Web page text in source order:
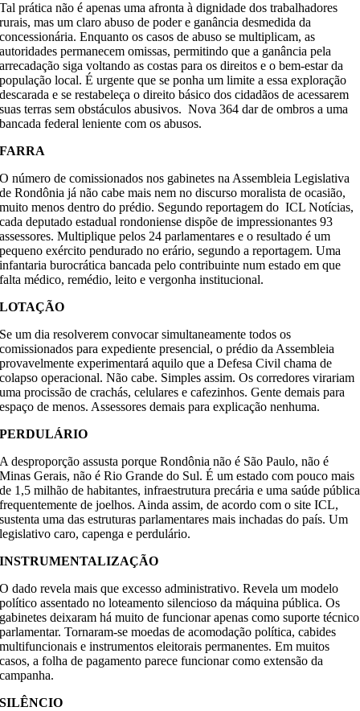
Tal prática não é apenas uma afronta à dignidade dos trabalhadores
rurais, mas um claro abuso de poder e ganância desmedida da
concessionária. Enquanto os casos de abuso se multiplicam, as
autoridades permanecem omissas, permitindo que a ganância pela
arrecadação siga voltando as costas para os direitos e o bem-estar da
população local. É urgente que se ponha um limite a essa exploração
descarada e se restabeleça o direito básico dos cidadãos de acessarem
suas terras sem obstáculos abusivos. Nova 364 dar de ombros a uma
bancada federal leniente com os abusos.
FARRA
O número de comissionados nos gabinetes na Assembleia Legislativa
de Rondônia já não cabe mais nem no discurso moralista de ocasião,
muito menos dentro do prédio. Segundo reportagem do ICL Notícias,
cada deputado estadual rondoniense dispõe de impressionantes 93
assessores. Multiplique pelos 24 parlamentares e o resultado é um
pequeno exército pendurado no erário, segundo a reportagem. Uma
infantaria burocrática bancada pelo contribuinte num estado em que
falta médico, remédio, leito e vergonha institucional.
LOTAÇÃO
Se um dia resolverem convocar simultaneamente todos os
comissionados para expediente presencial, o prédio da Assembleia
provavelmente experimentará aquilo que a Defesa Civil chama de
colapso operacional. Não cabe. Simples assim. Os corredores virariam
uma procissão de crachás, celulares e cafezinhos. Gente demais para
espaço de menos. Assessores demais para explicação nenhuma.
PERDULÁRIO
A desproporção assusta porque Rondônia não é São Paulo, não é
Minas Gerais, não é Rio Grande do Sul. É um estado com pouco mais
de 1,5 milhão de habitantes, infraestrutura precária e uma saúde pública
frequentemente de joelhos. Ainda assim, de acordo com o site ICL,
sustenta uma das estruturas parlamentares mais inchadas do país. Um
legislativo caro, capenga e perdulário.
INSTRUMENTALIZAÇÃO
O dado revela mais que excesso administrativo. Revela um modelo
político assentado no loteamento silencioso da máquina pública. Os
gabinetes deixaram há muito de funcionar apenas como suporte técnico
parlamentar. Tornaram-se moedas de acomodação política, cabides
multifuncionais e instrumentos eleitorais permanentes. Em muitos
casos, a folha de pagamento parece funcionar como extensão da
campanha.
SILÊNCIO